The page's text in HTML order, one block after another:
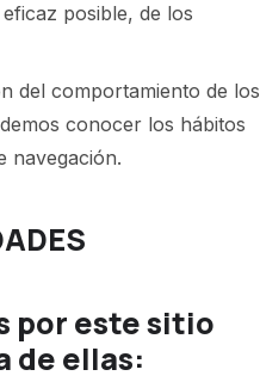
posible, de los
del comportamiento de los
conocer los hábitos
navegación.
por este sitio
de ellas: